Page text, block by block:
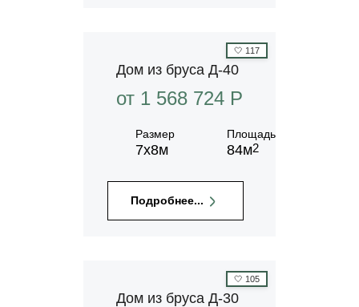
🤍 117
Дом из бруса Д-40
от 1 568 724 P
Размер
7х8м
Площадь
84м2
Подробнее...
🤍 105
Дом из бруса Д-30